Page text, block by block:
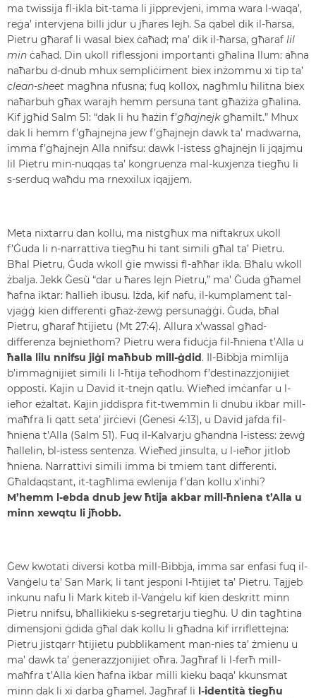
ma twissija fl-ikla bit-tama li jipprevjeni, imma wara l-waqa’,
reġa’ intervjena billi jdur u jħares lejh. Sa qabel dik il-ħarsa,
Pietru għaraf li wasal biex ċaħad; ma’ dik il-ħarsa, għaraf lil
min ċaħad. Din ukoll riflessjoni importanti għalina llum: aħna
naħarbu d-dnub mhux sempliċiment biex inżommu xi tip ta’
clean-sheet magħna nfusna; fuq kollox, nagħmlu ħilitna biex
naħarbuh għax warajh hemm persuna tant għażiża għalina.
Kif jgħid Salm 51: “dak li hu ħażin f’għajnejkgħamilt.” Mhux
dak li hemm f’għajnejna jew f’għajnejn dawk ta’ madwarna,
imma f’għajnejn Alla nnifsu: dawk l-istess għajnejn li jqajmu
lil Pietru min-nuqqas ta’ kongruenza mal-kuxjenza tiegħu li
s-serduq waħdu ma rnexxilux iqajjem.
Meta nixtarru dan kollu, ma nistgħux ma niftakrux ukoll
f’Ġuda li n-narrattiva tiegħu hi tant simili għal ta’ Pietru.
Bħal Pietru, Ġuda wkoll ġie mwissi fl-aħħar ikla. Bħalu wkoll
żbalja. Jekk Ġesù “dar u ħares lejn Pietru,” ma’ Ġuda għamel
ħafna iktar: ħallieh ibusu. Iżda, kif nafu, il-kumplament tal-
vjaġġ kien differenti għaż-żewġ persunaġġi. Ġuda, bħal
Pietru, għaraf ħtijietu (Mt 27:4). Allura x’wassal għad-
differenza bejniethom? Pietru wera fiduċja fil-ħniena t’Alla u
ħalla lilu nnifsu jiġi maħbub mill-ġdid. Il-Bibbja mimlija
b’immaġnijiet simili li l-ħtija teħodhom f’destinazzjonijiet
opposti. Kajin u David it-tnejn qatlu. Wieħed imċanfar u l-
ieħor eżaltat. Kajin jiddispra fit-twemmin li dnubu ikbar mill-
maħfra li qatt seta’ jirċievi (Ġenesi 4:13), u David jafda fil-
ħniena t’Alla (Salm 51). Fuq il-Kalvarju għandna l-istess: żewġ
ħallelin, bl-istess sentenza. Wieħed jinsulta, u l-ieħor jitlob
ħniena. Narrattivi simili imma bi tmiem tant differenti.
Għaldaqstant, it-tagħlima ewlenija f’dan kollu x’inhi?
M’hemm l-ebda dnub jew ħtija akbar mill-ħniena t’Alla u
minn xewqtu li jħobb.
Ġew kwotati diversi kotba mill-Bibbja, imma sar enfasi fuq il-
Vanġelu ta’ San Mark, li tant jesponi l-ħtijiet ta’ Pietru. Tajjeb
inkunu nafu li Mark kiteb il-Vanġelu kif kien deskritt minn
Pietru nnifsu, bħallikieku s-segretarju tiegħu. U din tagħtina
dimensjoni ġdida għal dak kollu li għadna kif irriflettejna:
Pietru jistqarr ħtijietu pubblikament man-nies ta’ żmienu u
ma’ dawk ta’ ġenerazzjonijiet oħra. Jagħraf li l-ferħ mill-
maħfra t’Alla kien ħafna ikbar milli kieku baqa’ kkunsmat
minn dak li xi darba għamel. Jagħraf li l-identità tiegħu